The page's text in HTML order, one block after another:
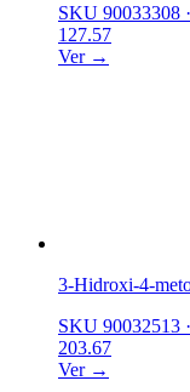
SKU 90033308 ·
127.57
Ver →
3-Hidroxi-4-
SKU 90032513 ·
203.67
Ver →